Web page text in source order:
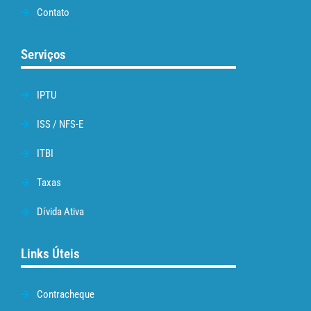
Contato
Serviços
IPTU
ISS / NFS-E
ITBI
Taxas
Dívida Ativa
Links Úteis
Contracheque